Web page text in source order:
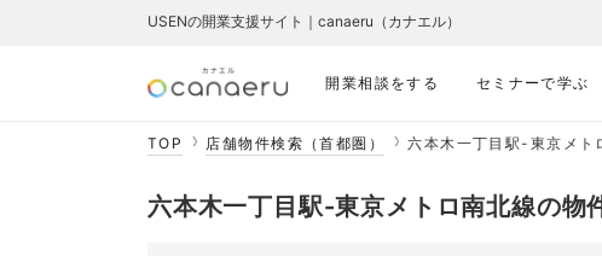
開業相談をする セミナーで学ぶ
USENの開業支援サイト｜canaeru（カナエル）
TOP 店舗物件検索（首都圏） 六本木一丁目駅-東京メト
六本木一丁目駅-東京メトロ南北線の物